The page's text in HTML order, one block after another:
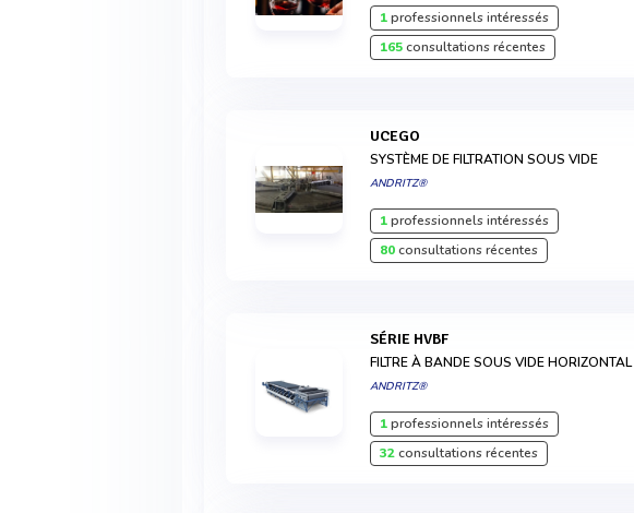
1professionnels intéressés
165consultations récentes
UCEGO
SYSTÈME DE FILTRATION SOUS VIDE
ANDRITZ®
1professionnels intéressés
80consultations récentes
SÉRIE HVBF
FILTRE À BANDE SOUS VIDE HORIZONTAL
ANDRITZ®
1professionnels intéressés
32consultations récentes